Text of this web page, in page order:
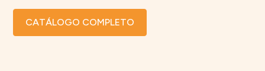
CATÁLOGO COMPLETO